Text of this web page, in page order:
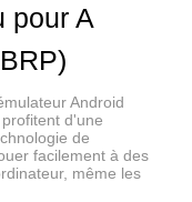
pour A
Android
d'une
de
facilement à des
même les